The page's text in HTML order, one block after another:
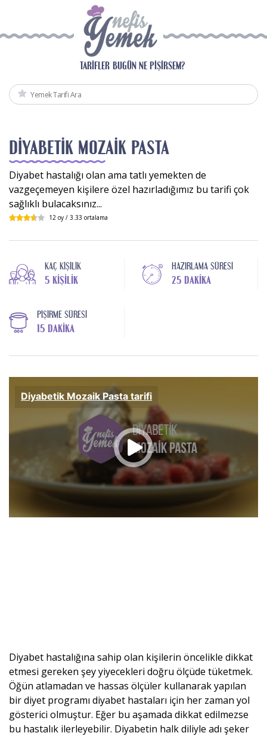
TARIFLER BUGÜN NE PIŞIRSEM?
DIYABETIK MOZAIK PASTA
Diyabet hastalığı olan ama tatlı yemekten de
vazgeçemeyen kişilere özel hazırladığımız bu tarifi çok
sağlıklı bulacaksınız...
12 oy / 3.33 ortalama
KAÇ KIŞILIK
5 KIŞILIK
HAZIRLAMA SÜRESI
25 DAKIKA
PIŞIRME SÜRESI
15 DAKIKA
Diyabet hastalığına sahip olan kişilerin öncelikle dikkat
etmesi gereken şey yiyecekleri doğru ölçüde tüketmek.
Öğün atlamadan ve hassas ölçüler kullanarak yapılan
bir diyet programı diyabet hastaları için her zaman yol
gösterici olmuştur. Eğer bu aşamada dikkat edilmezse
bu hastalık ilerleyebilir. Diyabetin halk diliyle adı şeker